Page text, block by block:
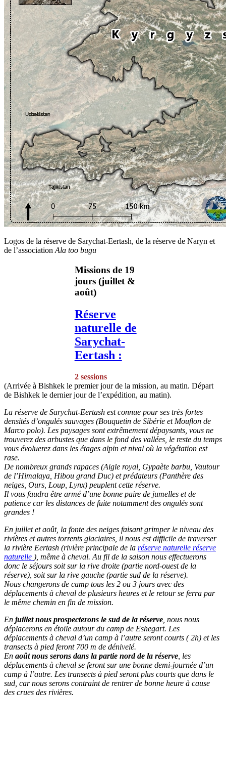
Logos de la réserve de Sarychat-Eertash, de la réserve de Naryn et
de l’association Ala too bugu
Missions de 19
jours (juillet &
août)
Réserve
naturelle de
Sarychat-
Eertash :
2 sessions
(Arrivée à Bishkek le premier jour de la mission, au matin. Départ
de Bishkek le dernier jour de l’expédition, au matin).
La réserve de Sarychat-Eertash est connue pour ses très fortes
densités d’ongulés sauvages (Bouquetin de Sibérie et Mouflon de
Marco polo). Les paysages sont extrêmement dépaysants, vous ne
trouverez des arbustes que dans le fond des vallées, le reste du temps
vous évoluerez dans les étages alpin et nival où la végétation est
rase.
De nombreux grands rapaces (Aigle royal, Gypaète barbu, Vautour
de l’Himalaya, Hibou grand Duc) et prédateurs (Panthère des
neiges, Ours, Loup, Lynx) peuplent cette réserve.
Il vous faudra être armé d’une bonne paire de jumelles et de
patience car les distances de fuite notamment des ongulés sont
grandes !
En juillet et août, la fonte des neiges faisant grimper le niveau des
rivières et autres torrents glaciaires, il nous est difficile de traverser
la rivière Eertash (rivière principale de la réserve naturelle réserve
naturelle ), même à cheval. Au fil de la saison nous effectuerons
donc le séjours soit sur la rive droite (partie nord-ouest de la
réserve), soit sur la rive gauche (partie sud de la réserve).
Nous changerons de camp tous les 2 ou 3 jours avec des
déplacements à cheval de plusieurs heures et le retour se ferra par
le même chemin en fin de mission.
En juillet nous prospecterons le sud de la réserve , nous nous
déplacerons en étoile autour du camp de Eshegart. Les
déplacements à cheval d’un camp à l’autre seront courts ( 2h) et les
transects à pied feront 700 m de dénivelé.
En août nous serons dans la partie nord de la réserve , les
déplacements à cheval se feront sur une bonne demi-journée d’un
camp à l’autre. Les transects à pied seront plus courts que dans le
sud, car nous serons contraint de rentrer de bonne heure à cause
des crues des rivières.